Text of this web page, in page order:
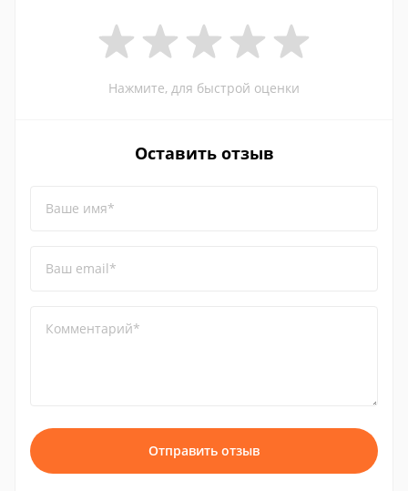
Нажмите, для быстрой оценки
Оставить отзыв
Ваше имя*
Ваш email*
Комментарий*
Отправить отзыв